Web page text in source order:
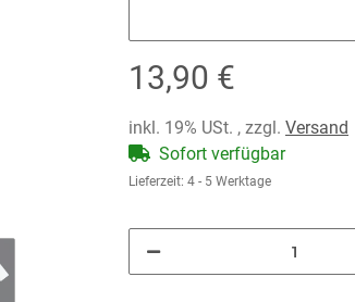
13,90 €
inkl. 19% USt. , zzgl. Versand
Sofort verfügbar
Lieferzeit: 4 - 5 Werktage